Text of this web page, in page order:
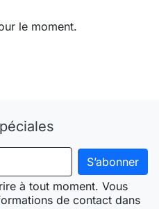
le moment.
à tout moment. Vous
de contact dans